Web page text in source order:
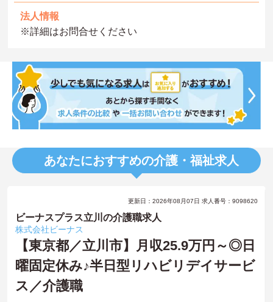
法人情報
※詳細はお問合せください
あなたにおすすめの介護・福祉求人
更新日：2026年08月07日 求人番号：9098620
ビーナスプラス立川の介護職求人
株式会社ビーナス
【東京都／立川市】月収25.9万円～◎日
曜固定休み♪半日型リハビリデイサービ
ス／介護職